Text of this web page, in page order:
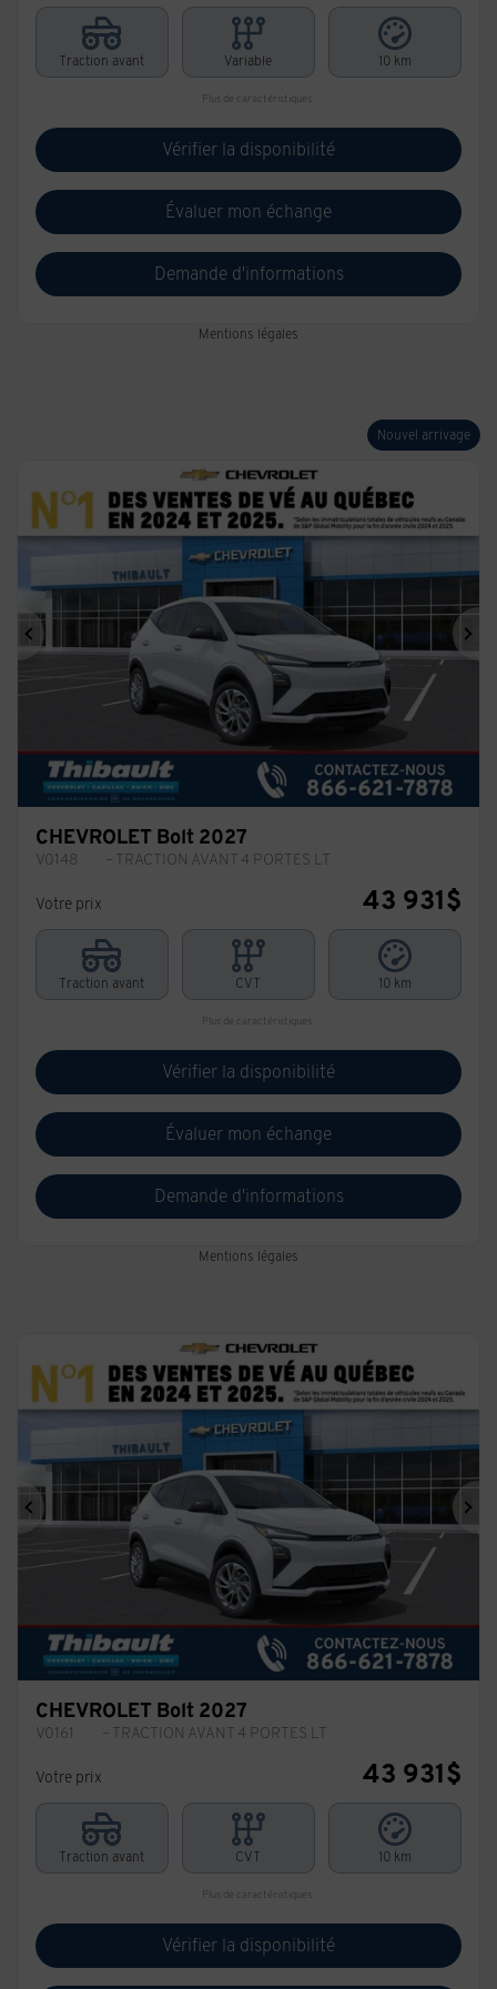
Traction avant Variable 10 km
Plus de caractéristiques
Vérifier la disponibilité
Évaluer mon échange
Demande d'informations
Mentions légales
Nouvel arrivage
Précédent
CHEVROLET Bolt 2027
V0148 – TRACTION AVANT 4 PORTES LT
Votre prix 43 931$
Traction avant CVT 10 km
Plus de caractéristiques
Vérifier la disponibilité
Évaluer mon échange
Demande d'informations
Mentions légales
Précédent
CHEVROLET Bolt 2027
V0161 – TRACTION AVANT 4 PORTES LT
Votre prix 43 931$
Traction avant CVT 10 km
Plus de caractéristiques
Vérifier la disponibilité